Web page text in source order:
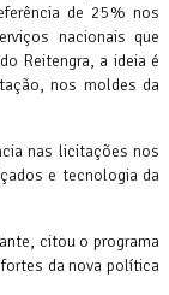
de 25% nos
nacionais que
Reitengra, a ideia é
nos moldes da
nas licitações nos
e tecnologia da
citou o programa
da nova política